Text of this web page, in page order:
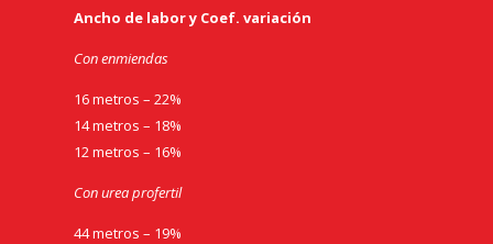
Ancho de labor y Coef. variación
Con enmiendas
16 metros – 22%
14 metros – 18%
12 metros – 16%
Con urea profertil
44 metros – 19%